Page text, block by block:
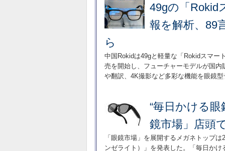
49gの「
報を解析、89
ら
中国Rokidは49gと軽量な「Rokidスマー
売を開始し、フューチャーモデルが国
や翻訳、4K撮影など多彩な機能を眼鏡
“毎日かける
鏡市場」店頭
「眼鏡市場」を展開するメガネトップ
ンゼライト）」を発表した。「毎日か